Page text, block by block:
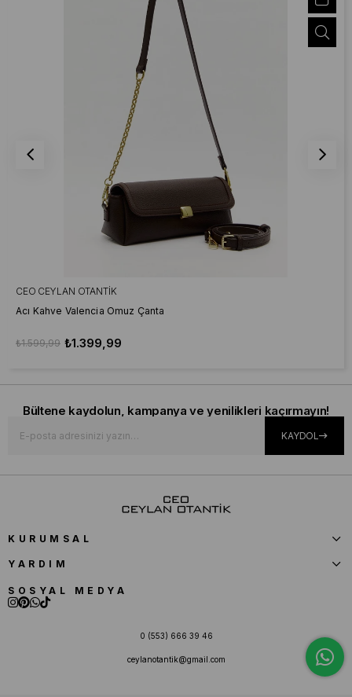
CEO CEYLAN OTANTIK
Acı Kahve Valencia Omuz Çanta
₺1.399,99
₺1.599,99
Bültene kaydolun, kampanya ve yenilikleri kaçırmayın!
KAYDOL
KURUMSAL
YARDIM
SOSYAL MEDYA
0 (553) 666 39 46
ceylanotantik@gmail.com